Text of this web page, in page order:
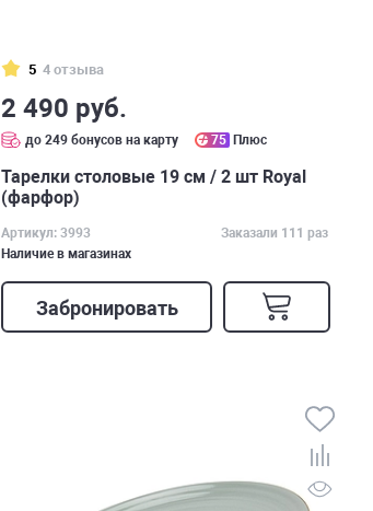
5 4 отзыва
2 490 руб.
до 249 бонусов на карту 75 Плюс
Тарелки столовые 19 см / 2 шт Royal
(фарфор)
Артикул: 3993
Заказали 111 раз
Наличие в магазинах
Забронировать